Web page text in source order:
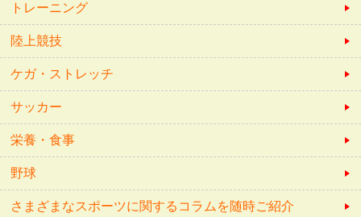
トレーニング
陸上競技
ケガ・ストレッチ
サッカー
栄養・食事
野球
さまざまなスポーツに関するコラムを随時ご紹介